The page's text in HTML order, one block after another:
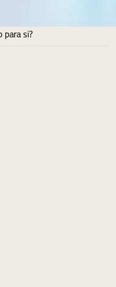
para si?